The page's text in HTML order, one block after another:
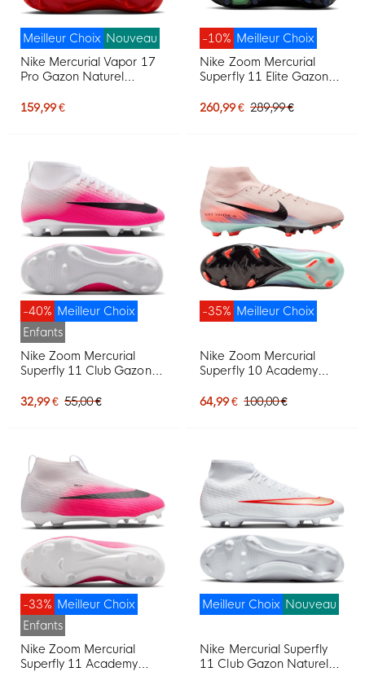
Meilleur Choix Nouveau
Nike Mercurial Vapor 17
Pro Gazon Naturel
Rouge Vif Noir Doré
159,99 €
Meilleur Choix
-10%
Nike Zoom Mercurial
Superfly 11 Elite Gazon
Foot (AG) Noir Vert Vif
260,99 € 289,99 €
Meilleur Choix
-40%
Enfants
Nike Zoom Mercurial
Superfly 11 Club Gazon
Chaussures de Foot (MG)
32,99 € 55,00 €
Meilleur Choix
-35%
Nike Zoom Mercurial
Superfly 10 Academy
Chaussures de Foot (MG)
64,99 € 100,00 €
Meilleur Choix
-33%
Enfants
Nike Zoom Mercurial
Superfly 11 Academy
Meilleur Choix Nouveau
Nike Mercurial Superfly
11 Club Gazon Naturel